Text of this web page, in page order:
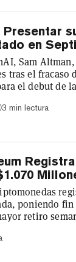
en
Sam
tras el fracaso
el debut de
a
la IPO, la cual
3 min lectura
poniendo fin
retiro
a Irán,
a